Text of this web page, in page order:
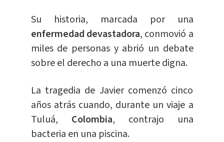
Su historia, marcada por una
enfermedad devastadora, conmovió a
miles de personas y abrió un debate
sobre el derecho a una muerte digna.
La tragedia de Javier comenzó cinco
años atrás cuando, durante un viaje a
Tuluá, Colombia, contrajo una
bacteria en una piscina.